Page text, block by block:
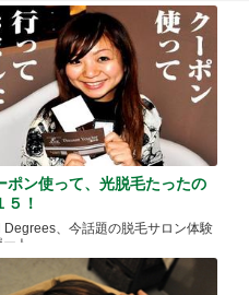
ポン使って、光脱毛たったの
５！
Degrees、今話題の脱毛サロン体験
ト